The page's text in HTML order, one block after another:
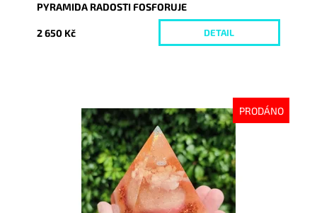
PYRAMIDA RADOSTI FOSFORUJE
2 650 Kč DETAIL
PRODÁNO
Dostupnost:
Vyprodáno
8757